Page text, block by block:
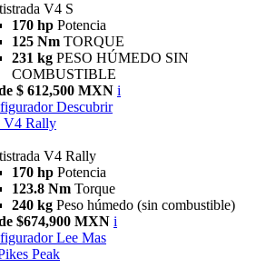
V4 S
170 hp Potencia
125 Nm TORQUE
231 kg PESO HÚMEDO SIN
COMBUSTIBLE
$ 612,500 MXN i
Descubrir
V4 Rally
V4 Rally
170 hp Potencia
123.8 Nm Torque
240 kg Peso húmedo (sin combustible)
$674,900 MXN i
Lee Mas
Peak